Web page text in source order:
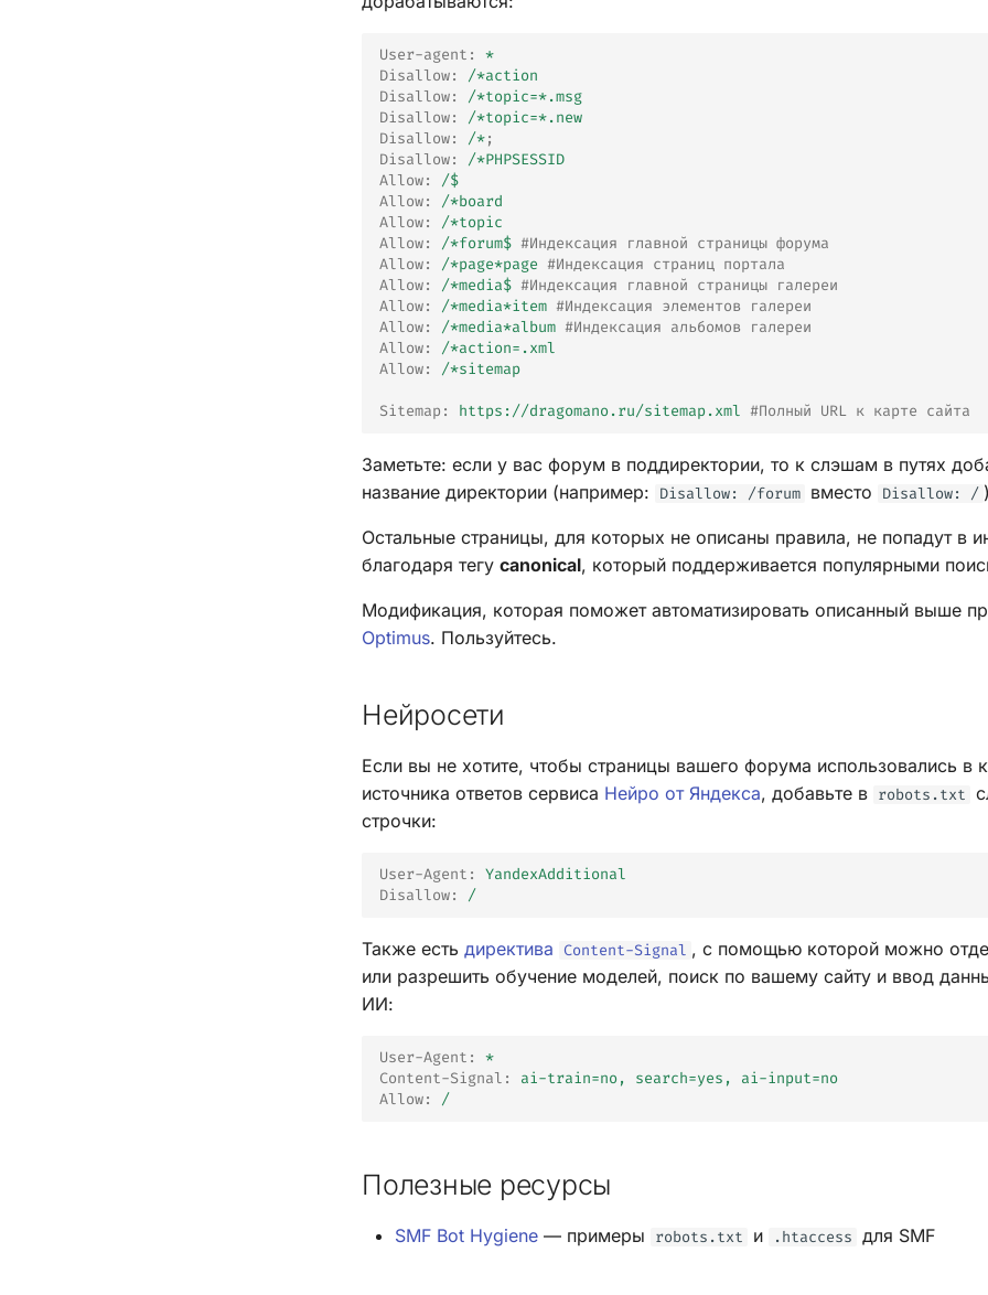
User-agent :
*
Disallow:
/*action
Disallow:
/*topic=*.msg
Disallow:
/*topic=*.new
Disallow: /*;
Disallow:
/*PHPSESSID
Allow:
/$
Allow:
/*board
Allow:
/*topic
Allow: /*forum$ #Индексация главной страницы форума
Allow: /*page*page #Индексация страниц портала
Allow: /*media$ #Индексация главной страницы галереи
Allow: /*media*item #Индексация элементов галереи
Allow: /*media*album #Индексация альбомов галереи
Allow:
/*action=.xml
Allow: /*sitemap
Sitemap : https://dragomano.ru/sitemap.xml #Полный URL к карте сайта
Заметьте: если у вас форум в поддиректории, то к слэшам в путях
название директории (например:
Disallow: /forum вместо Disallow: /
Остальные страницы, для которых не описаны правила, не попадут в
благодаря тегу canonical, который поддерживается популярными
Модификация, которая поможет автоматизировать описанный выше
Optimus. Пользуйтесь.
Нейросети
Если вы не хотите, чтобы страницы вашего форума использовались в
источника ответов сервиса Нейро от Яндекса, добавьте в robots.txt
строчки:
User-Agent :
YandexAdditional
Disallow: /
Также есть директива Content-Signal , с помощью которой можно
или разрешить обучение моделей, поиск по вашему сайту и ввод
ИИ:
User-Agent :
*
Content-Signal :
ai-train=no, search=yes, ai-input=no
Allow: /
Полезные ресурсы
SMF Bot Hygiene — примеры robots.txt и .htaccess для SMF